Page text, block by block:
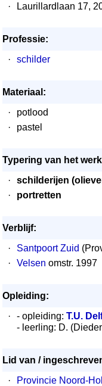
·
Laurillardlaan 17,
Professie:
·
schilder
Materiaal:
·
potlood
·
pastel
Typering van het
·
schilderijen
·
portretten
Verblijf:
·
Santpoort Zuid
·
Velsen omstr. 1997
Opleiding:
·
- opleiding: T.U.
- leerling: D.
Lid van /
·
Provincie Noord-